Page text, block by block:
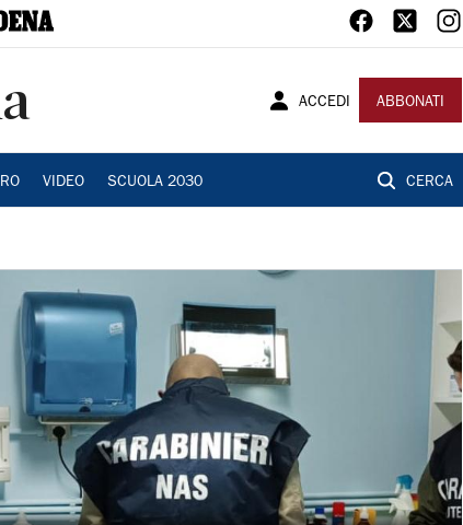
ACCEDI ABBONATI
VIDEO SCUOLA 2030 CERCA